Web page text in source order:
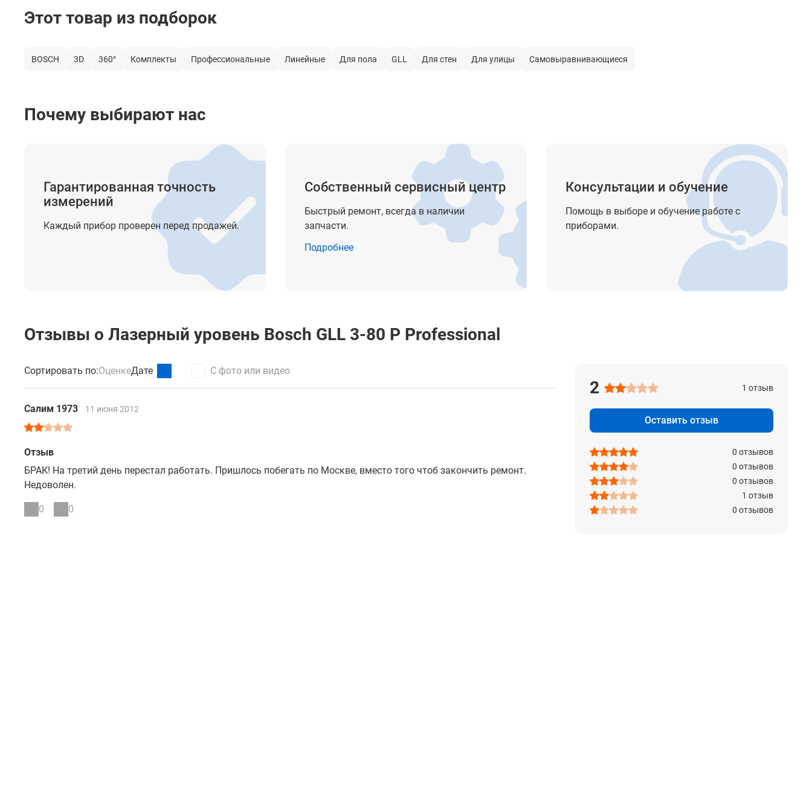
Тип компенсатора
Крепление на штатив
Время автономной работы
до 5 ч в 3-лучевом режиме
до 9 ч в 2-лучевом режиме
до 18 ч в 1-лучевом режиме
Класс лазера 2
640 нм
Диапазон рабочей температуры от -10° до +40°С
Температура хранения
159 х 141 х 75 мм
Этот товар из подборок
BOSCH 3D 360° Комплекты Профессиональные Линейные Для пола GLL Для стен Для улицы Самовыравнивающиеся
Почему выбирают нас
Гарантированная точность
измерений
Каждый прибор проверен перед продажей.
Собственный сервисный центр
Быстрый ремонт, всегда в наличии
запчасти.
Подробнее
Консультации и обучение
Помощь в выборе и обучение работе с
приборами.
Отзывы о Лазерный уровень Bosch GLL 3-80 P Professional
Сортировать по:ОценкеДате С фото или видео
Салим 1973 11 июня 2012
Отзыв
БРАК! На третий день перестал работать. Пришлось побегать по Москве, вместо того чтоб закончить ремонт.
Недоволен.
0 0
2 1 отзыв
Оставить отзыв
0 отзывов
0 отзывов
0 отзывов
1 отзыв
0 отзывов